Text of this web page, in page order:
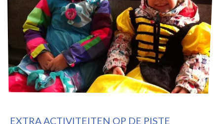
EXTRA ACTIVITEITEN OP DE PISTE